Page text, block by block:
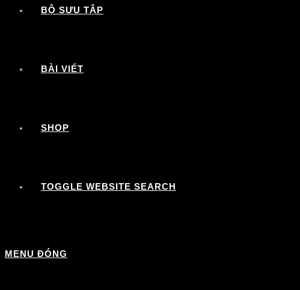
BỘ SƯU TẬP
BÀI VIẾT
SHOP
TOGGLE WEBSITE SEARCH
MENU ĐÓNG